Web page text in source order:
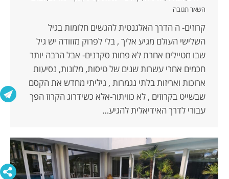
השאר תגובה
קרוזים- ה הדרך האלגנטית להגשים חלומות בגיל
השלישי העולם מגיע אליך , בלי לפרוק מזוודה יש גיל
שבו מטיילים אחרת לא פחות סקרנים- אבל הרבה יותר
חכמים אחרי עשרות שנים של טיסות, מלונות, נסיעות
ארוכות ואריזות בלתי נגמרות , גיליתי מחדש את הקסם
שבשייט בקרוזים , לא כוויתור-אלא כשידרוג הקרוז הפך
עבורי לדרך האידיאלית להגיע…